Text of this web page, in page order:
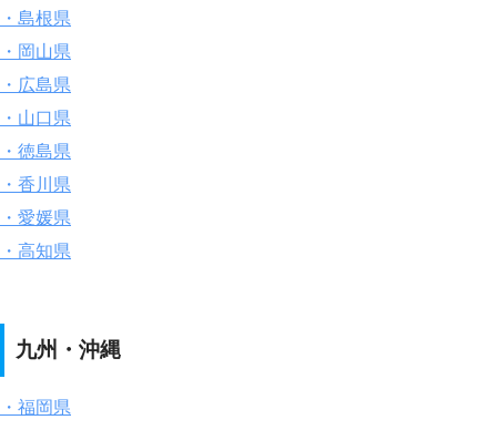
・島根県
・岡山県
・広島県
・山口県
・徳島県
・香川県
・愛媛県
・高知県
九州・沖縄
・福岡県